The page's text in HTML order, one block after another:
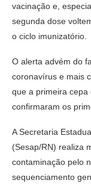
vacinação e,
segunda dose
o ciclo imunizatório.
O alerta advém do
coronavírus e mais
que a primeira cepa
confirmaram os
A Secretaria
(Sesap/RN) realiza
contaminação pelo
sequenciamento